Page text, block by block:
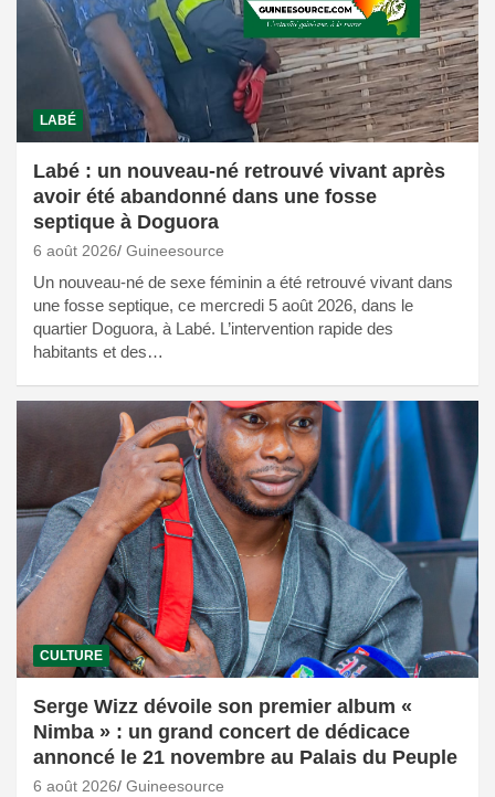
LABÉ
Labé : un nouveau-né retrouvé vivant après
avoir été abandonné dans une fosse
septique à Doguora
6 août 2026 Guineesource
Un nouveau-né de sexe féminin a été retrouvé vivant dans
une fosse septique, ce mercredi 5 août 2026, dans le
quartier Doguora, à Labé. L’intervention rapide des
habitants et des…
CULTURE
Serge Wizz dévoile son premier album «
Nimba » : un grand concert de dédicace
annoncé le 21 novembre au Palais du Peuple
6 août 2026 Guineesource